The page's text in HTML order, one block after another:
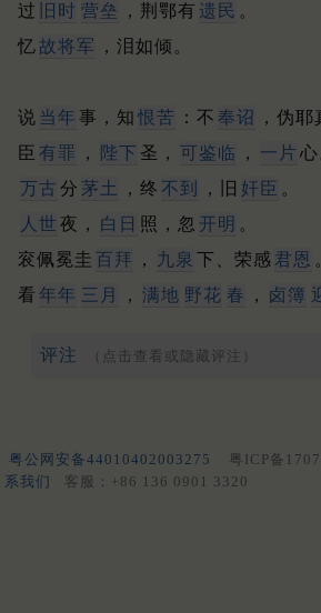
过
旧时 营垒 ，荆鄂有 遗民 。
忆故将军 ，泪如倾。
说 当年 事，知 恨苦 ：不 奉诏
，伪耶
臣 有罪 ， 陛下 圣， 可鉴临 ， 一片 心
万古 分 茅土 ，终 不到 ，旧 奸臣 。
人世 夜， 白日 照，忽 开明 。
衮佩冕圭 百拜 ， 九泉 下、荣感 君恩
看 年年 三月 ， 满地 野花 春 ， 卤簿
评注 （点击查看或隐藏评注）
粤公网安备44010402003275 粤ICP备
系我们
客服：+86 136 0901 3320